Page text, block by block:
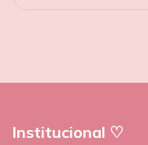
Institucional ♡